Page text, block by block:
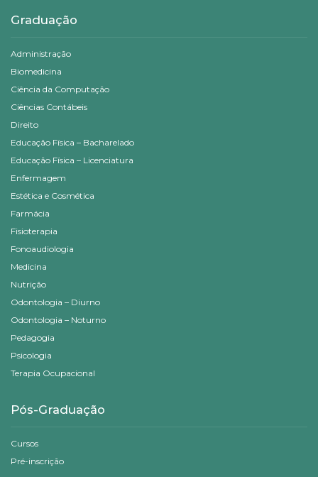
Graduação
Administração
Biomedicina
Ciência da Computação
Ciências Contábeis
Direito
Educação Física – Bacharelado
Educação Física – Licenciatura
Enfermagem
Estética e Cosmética
Farmácia
Fisioterapia
Fonoaudiologia
Medicina
Nutrição
Odontologia – Diurno
Odontologia – Noturno
Pedagogia
Psicologia
Terapia Ocupacional
Pós-Graduação
Cursos
Pré-inscrição